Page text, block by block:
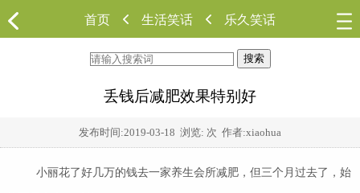
首页 生活笑话 乐久笑话
搜索
丢钱后减肥效果特别好
发布时间:2019-03-18 浏览: 次 作者:xiaohua
小丽花了好几万的钱去一家养生会所减肥，但三个月过去了，始